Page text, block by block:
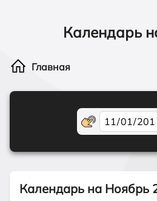
Календарь
Календарь на Ноябрь